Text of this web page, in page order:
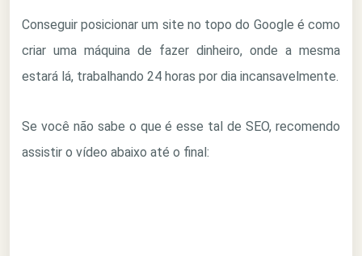
Conseguir posicionar um site no topo do Google é como
criar uma máquina de fazer dinheiro, onde a mesma
estará lá, trabalhando 24 horas por dia incansavelmente.
Se você não sabe o que é esse tal de SEO, recomendo
assistir o vídeo abaixo até o final: